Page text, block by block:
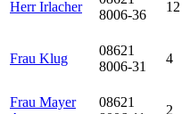
Herr Irlacher
8006-36
12
Frau Klug
08621
8006-31
4
Frau Mayer
08621
2